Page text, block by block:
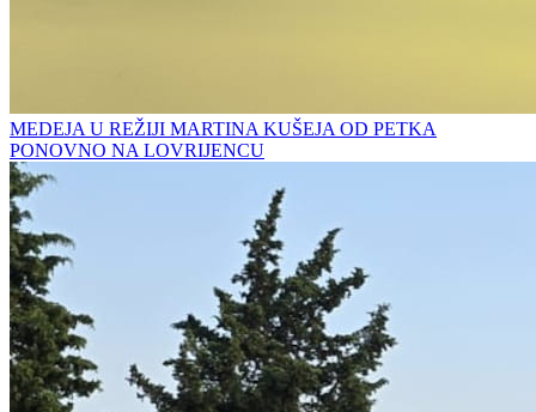
MEDEJA U REŽIJI MARTINA KUŠEJA OD PETKA
PONOVNO NA LOVRIJENCU